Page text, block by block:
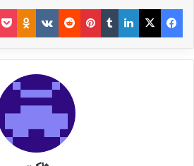
فیس بوک X لینکدین
‫تامبلر‫پین‌ترست
‫رددیت